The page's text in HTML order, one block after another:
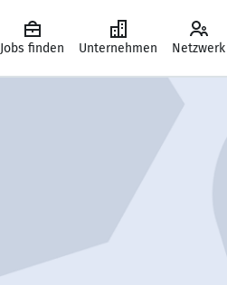
Jobs finden Unternehmen Netzwerk